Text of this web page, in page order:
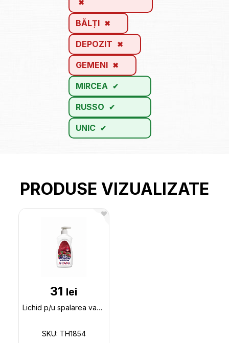
BĂLȚI
DEPOZIT
GEMENI
MIRCEA
RUSSO
UNIC
PRODUSE VIZUALIZATE
31 lei
Lichid p/u spalarea vaselor 500gr cu pompa K/W fructe rosii TH1854
SKU: TH1854